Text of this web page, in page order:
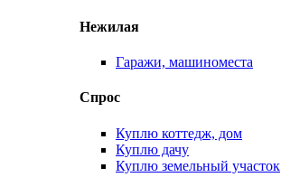
Нежилая
Гаражи, машиноместа
Спрос
Куплю коттедж, дом
Куплю дачу
Куплю земельный участок